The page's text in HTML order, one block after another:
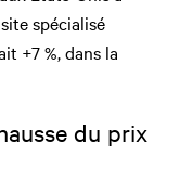
spécialisé
+7 %, dans la
du prix